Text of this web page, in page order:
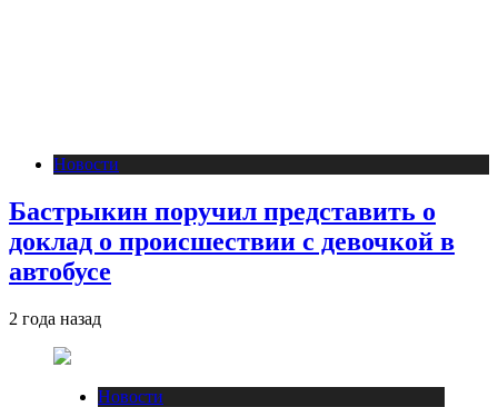
Новости
Бастрыкин поручил представить о
доклад о происшествии с девочкой в
автобусе
2 года назад
Новости